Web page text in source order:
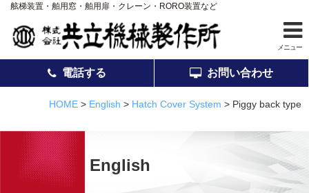
ホーム
事業案内
製品紹介
アフターサービス
舷梯装置・舶用窓・舶用扉・クレーン・RORO装置など
メニュー
電話する お問い合わせ
HOME> English > Hatch Cover System > Piggy back type
English